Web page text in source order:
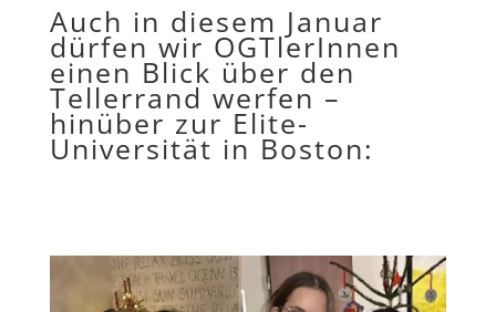
Auch in diesem Januar
dürfen wir OGTlerInnen
einen Blick über den
Tellerrand werfen –
hinüber zur Elite-
Universität in Boston: